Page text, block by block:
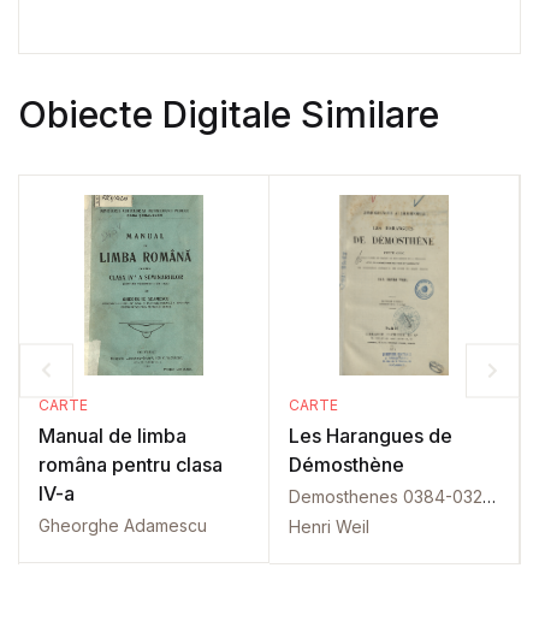
Obiecte Digitale Similare
CARTE
Manual de limba
româna pentru clasa
IV-a
Gheorghe Adamescu
CARTE
Les Harangues de
Démosthène
Demosthenes 0384-0322 î.H.
Henri Weil